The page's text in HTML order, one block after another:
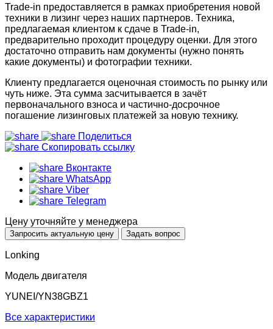
Trade-in предоставляется в рамках приобретения новой
техники в лизинг через наших партнеров. Техника,
предлагаемая клиентом к сдаче в Trade-in,
предварительно проходит процедуру оценки. Для этого
достаточно отправить нам документы (нужно понять
какие документы) и фотографии техники.
Клиенту предлагается оценочная стоимость по рынку или
чуть ниже. Эта сумма засчитывается в зачёт
первоначального взноса и частично-досрочное
погашение лизинговых платежей за новую технику.
Поделиться
Скопировать ссылку
Вконтакте
WhatsApp
Viber
Telegram
Цену уточняйте у менеджера
Запросить актуальную цену Задать вопрос
Lonking
Модель двигателя
YUNEI/YN38GBZ1
Все характеристики